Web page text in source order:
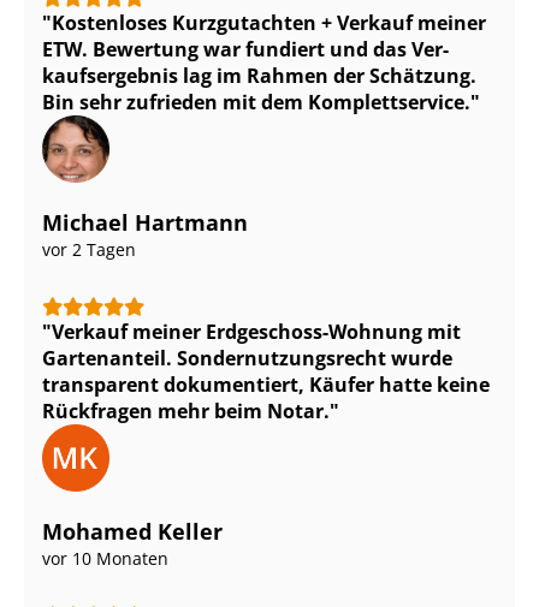
Kostenloses Kurzgutachten + Verkauf meiner
ETW. Bewertung war fundiert und das Ver­
kaufs­er­geb­nis lag im Rahmen der Schätzung.
Bin sehr zufrieden mit dem Komplettservice.
Michael Hartmann
vor 2 Tagen
Verkauf meiner Erdgeschoss-Wohnung mit
Gartenanteil. Son­der­nut­zungs­recht wurde
transparent dokumentiert, Käufer hatte keine
Rückfragen mehr beim Notar.
Mohamed Keller
vor 10 Monaten